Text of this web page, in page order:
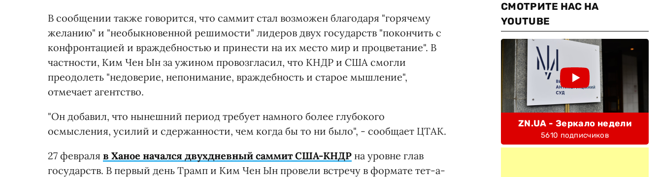
В сообщении также говорится, что саммит стал возможен благодаря "горячему
желанию" и "необыкновенной решимости" лидеров двух государств "покончить с
конфронтацией и враждебностью и принести на их место мир и процветание". В
частности, Ким Чен Ын за ужином провозгласил, что КНДР и США смогли
преодолеть "недоверие, непонимание, враждебность и старое мышление",
отмечает агентство.
"Он добавил, что нынешний период требует намного более глубокого
осмысления, усилий и сдержанности, чем когда бы то ни было", - сообщает ЦТАК.
27 февраля в Ханое начался двухдневный саммит США-КНДР на уровне глав
государств. В первый день Трамп и Ким Чен Ын провели встречу в формате тет-а-
СМОТРИТЕ НАС НА
YOUTUBE
ZN.UA - Зеркало недели
5610 подписчиков